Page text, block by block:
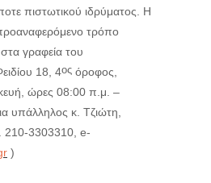
πιστωτικού ιδρύματος. Η
τρόπο
γραφεία του
18, 4ος όροφος,
ώρες 08:00 π.μ. –
υπάλληλος κ. Τζιώτη,
210-3303310, e-
)